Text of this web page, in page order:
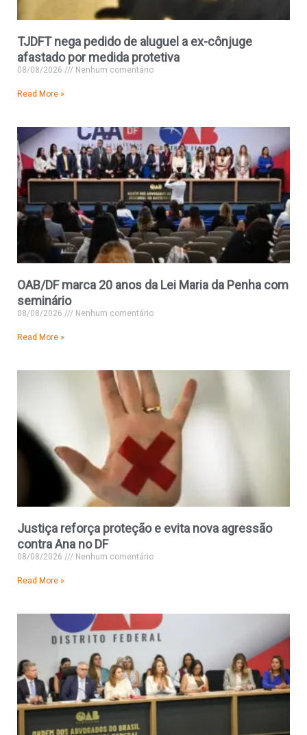
TJDFT nega pedido de aluguel a ex-cônjuge
afastado por medida protetiva
08/08/2026 Nenhum comentário
Read More »
OAB/DF marca 20 anos da Lei Maria da Penha com
seminário
08/08/2026 Nenhum comentário
Read More »
Justiça reforça proteção e evita nova agressão
contra Ana no DF
08/08/2026 Nenhum comentário
Read More »